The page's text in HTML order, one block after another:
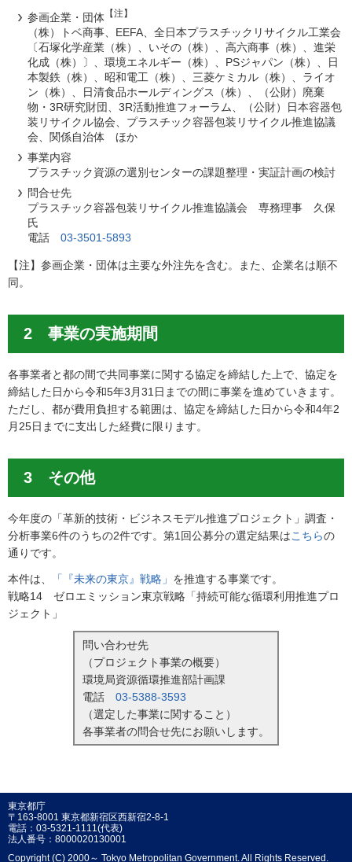
参画企業・団体 【注】
（株）トベ商事、EEFA、全日本プラスチックリサイクル工業会
〔石塚化学産業（株）、いその（株）、高六商事（株）、進栄
化成（株）〕、環境エネルギー（株）、PSジャパン（株）、日
本製鉄（株）、昭和電工（株）、三菱ケミカル（株）、ライオ
ン（株）、日清食品ホールディングス（株）、（公財）廃棄
物・3R研究財団、3R活動推進フォーラム、（公財）日本容器包
装リサイクル協会、プラスチック容器包装リサイクル推進協議
会、関係自治体 ほか
事業内容
プラスチック資源の選別センターの課題整理・実証計画の検討
問合せ先
プラスチック容器包装リサイクル推進協議会 専務理事 久保
氏
電話03-3501-5893
【注】参画企業・団体は主要な外注先を含む。また、企業名は順不
同。
2 事業の実施期間
各事業者と都の間で共同事業に関する協定を締結した上で、協定を
締結した日から令和5年3月31日までの間に事業を進めていきます。
ただし、都が費用負担する範囲は、協定を締結した日から令和4年2
月25日までに支出した経費に限ります。
3 その他
今年度の「革新的技術・ビジネスモデル推進プロジェクト」調査・
分析事業6件のうちの2件です。第1回公募分の選定結果はこちらの
通りです。
本件は、 「『未来の東京』戦略」 を推進する事業です。
戦略14 ゼロエミッション東京戦略「持続可能な循環利用推進プロ
ジェクト」
問い合わせ先
（プロジェクト事業の概要）
環境局資源循環推進部計画課
電話 03-5388-3593
（選定した事業に関すること）
各事業者の問合せ先にお願いします。
東京都庁
〒163-8001 東京都新宿区西新宿2-8-1
電話：03-5321-1111(代表)
法人番号：8000020130001
Copyright (C) 2000～ Tokyo Metropolitan Government. All Rights Reserved.